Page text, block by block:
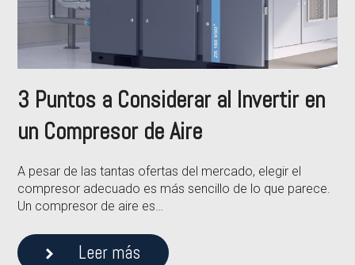
3 Puntos a Considerar al Invertir en
un Compresor de Aire
A pesar de las tantas ofertas del mercado, elegir el
compresor adecuado es más sencillo de lo que parece.
Un compresor de aire es…
Leer más